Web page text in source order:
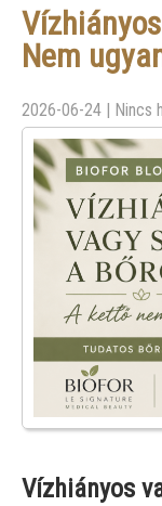
Nem
2026-06-24 | Nincs
Vízhiányos